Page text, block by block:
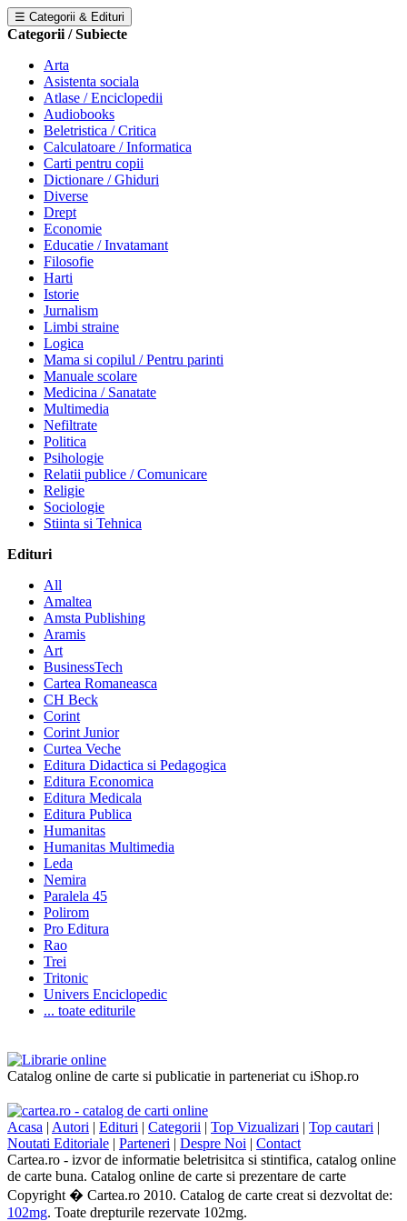
☰ Categorii & Edituri
Categorii / Subiecte
Arta
Asistenta sociala
Atlase / Enciclopedii
Audiobooks
Beletristica / Critica
Calculatoare / Informatica
Carti pentru copii
Dictionare / Ghiduri
Diverse
Drept
Economie
Educatie / Invatamant
Filosofie
Harti
Istorie
Jurnalism
Limbi straine
Logica
Mama si copilul / Pentru parinti
Manuale scolare
Medicina / Sanatate
Multimedia
Nefiltrate
Politica
Psihologie
Relatii publice / Comunicare
Religie
Sociologie
Stiinta si Tehnica
Edituri
All
Amaltea
Amsta Publishing
Aramis
Art
BusinessTech
Cartea Romaneasca
CH Beck
Corint
Corint Junior
Curtea Veche
Editura Didactica si Pedagogica
Editura Economica
Editura Medicala
Editura Publica
Humanitas
Humanitas Multimedia
Leda
Nemira
Paralela 45
Polirom
Pro Editura
Rao
Trei
Tritonic
Univers Enciclopedic
... toate editurile
Catalog online de carte si publicatie in parteneriat cu iShop.ro
Acasa | Autori | Edituri | Categorii | Top Vizualizari | Top cautari |
Noutati Editoriale | Parteneri | Despre Noi | Contact
Cartea.ro - izvor de informatie beletrisitca si stintifica, catalog online
de carte buna. Catalog online de carte si prezentare de carte
Copyright � Cartea.ro 2010. Catalog de carte creat si dezvoltat de:
102mg. Toate drepturile rezervate 102mg.